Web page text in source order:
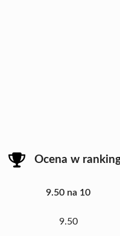
Ocena w
9.50 na 10
9.50